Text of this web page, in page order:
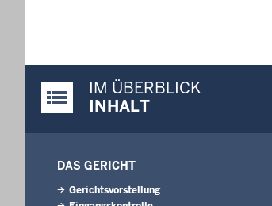
Justiz-Portal im Überblick:
IM ÜBERBLICK
INHALT
DAS GERICHT
Gerichtsvorstellung